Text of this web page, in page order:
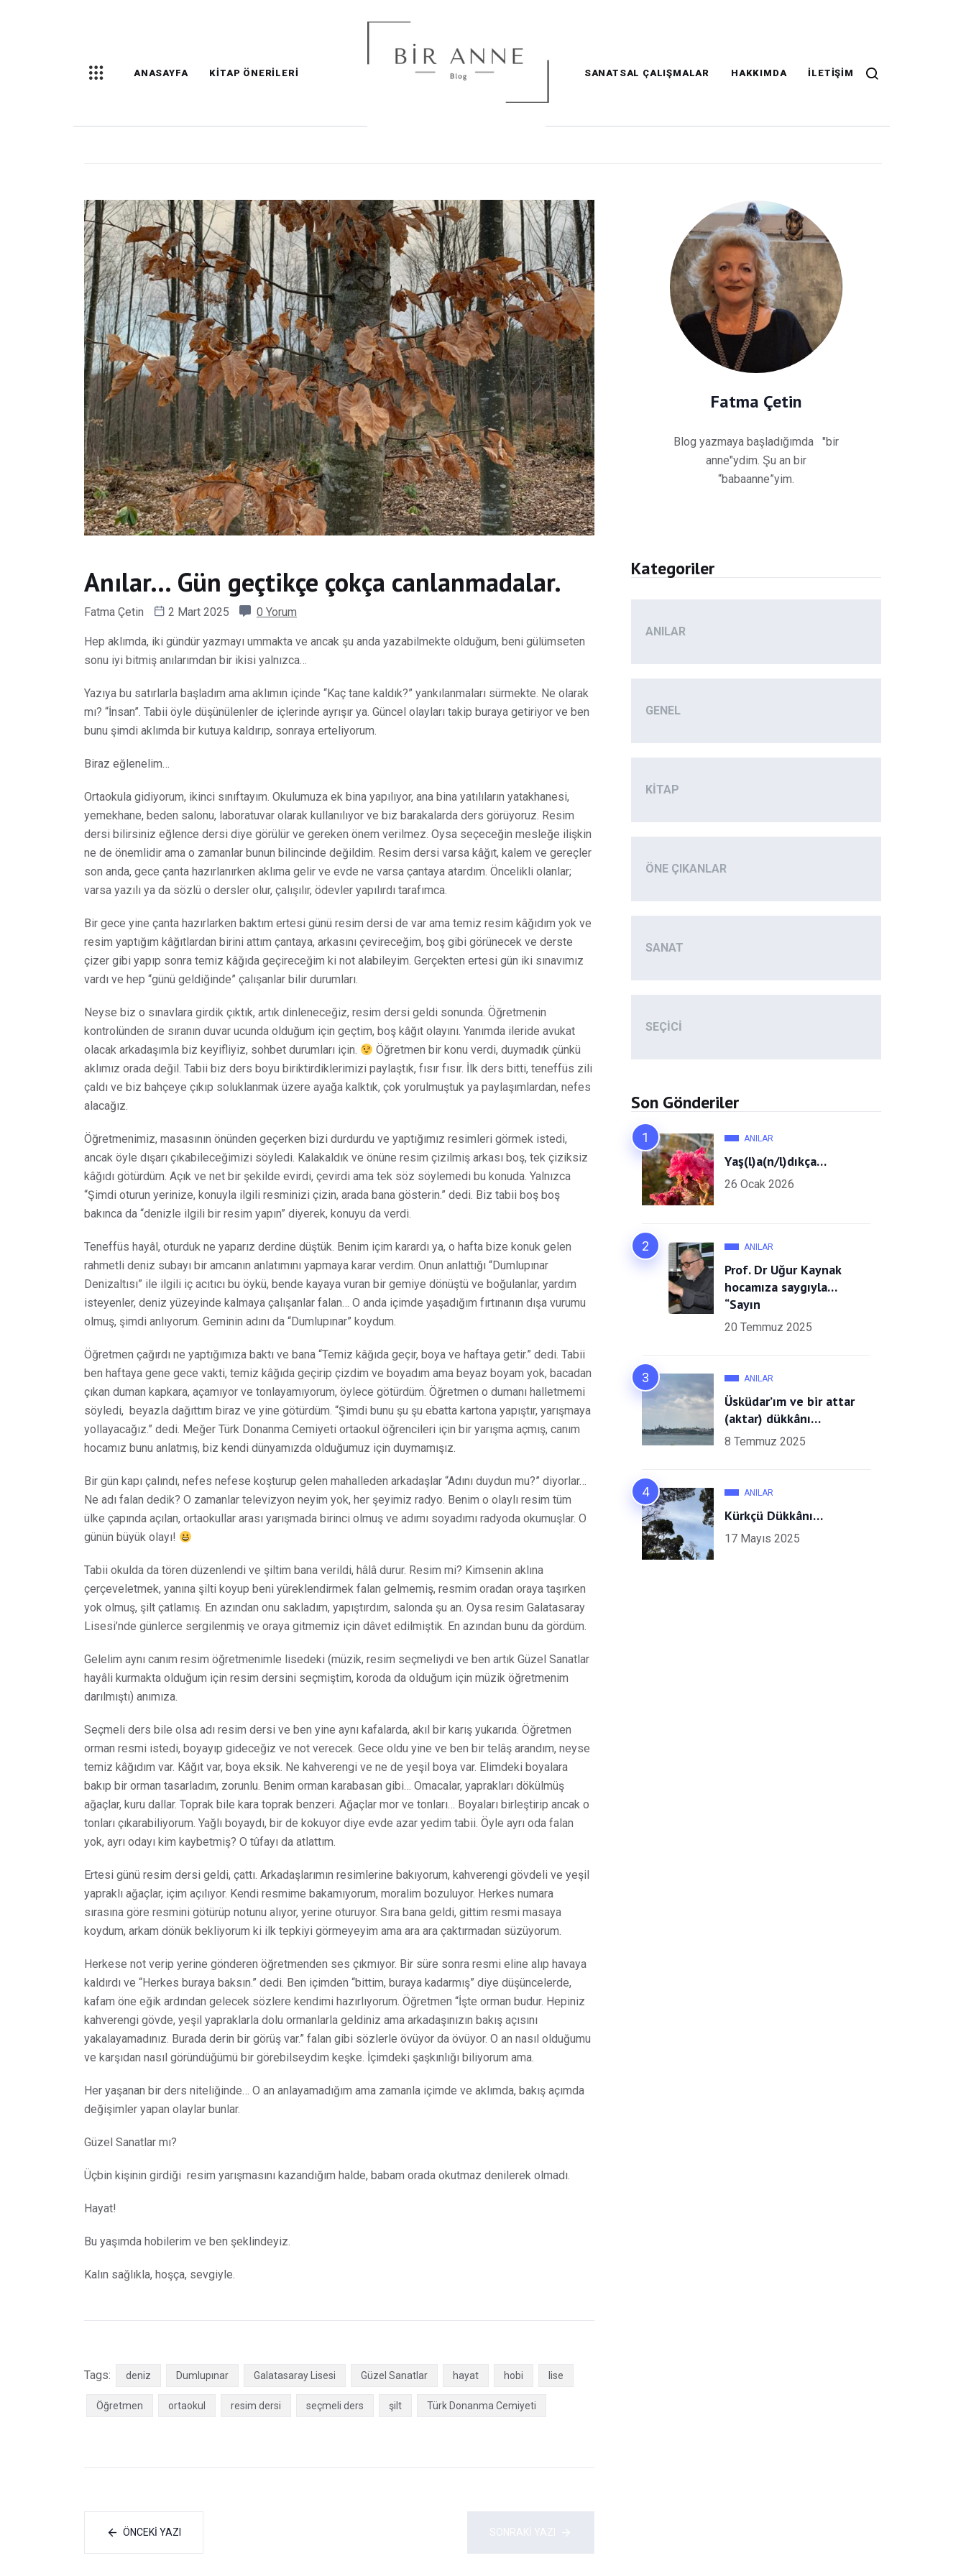
ANASAYFA KITAP ÖNERILERI SANATSAL ÇALIŞMALAR HAKKIMDA İLETIŞIM
Anılar… Gün geçtikçe çokça canlanmadalar.
Fatma Çetin 2 Mart 2025 0 Yorum
Hep aklımda, iki gündür yazmayı ummakta ve ancak şu anda yazabilmekte olduğum, beni gülümseten
sonu iyi bitmiş anılarımdan bir ikisi yalnızca…
Yazıya bu satırlarla başladım ama aklımın içinde “Kaç tane kaldık?” yankılanmaları sürmekte. Ne olarak
mı? “İnsan”. Tabii öyle düşünülenler de içlerinde ayrışır ya. Güncel olayları takip buraya getiriyor ve ben
bunu şimdi aklımda bir kutuya kaldırıp, sonraya erteliyorum.
Biraz eğlenelim…
Ortaokula gidiyorum, ikinci sınıftayım. Okulumuza ek bina yapılıyor, ana bina yatılıların yatakhanesi,
yemekhane, beden salonu, laboratuvar olarak kullanılıyor ve biz barakalarda ders görüyoruz. Resim
dersi bilirsiniz eğlence dersi diye görülür ve gereken önem verilmez. Oysa seçeceğin mesleğe ilişkin
ne de önemlidir ama o zamanlar bunun bilincinde değildim. Resim dersi varsa kâğıt, kalem ve gereçler
son anda, gece çanta hazırlanırken aklıma gelir ve evde ne varsa çantaya atardım. Öncelikli olanlar;
varsa yazılı ya da sözlü o dersler olur, çalışılır, ödevler yapılırdı tarafımca.
Bir gece yine çanta hazırlarken baktım ertesi günü resim dersi de var ama temiz resim kâğıdım yok ve
resim yaptığım kâğıtlardan birini attım çantaya, arkasını çevireceğim, boş gibi görünecek ve derste
çizer gibi yapıp sonra temiz kâğıda geçireceğim ki not alabileyim. Gerçekten ertesi gün iki sınavımız
vardı ve hep “günü geldiğinde” çalışanlar bilir durumları.
Neyse biz o sınavlara girdik çıktık, artık dinleneceğiz, resim dersi geldi sonunda. Öğretmenin
kontrolünden de sıranın duvar ucunda olduğum için geçtim, boş kâğıt olayını. Yanımda ileride avukat
olacak arkadaşımla biz keyifliyiz, sohbet durumları için.
Öğretmen bir konu verdi, duymadık çünkü
aklımız orada değil. Tabii biz ders boyu biriktirdiklerimizi paylaştık, fısır fısır. İlk ders bitti, teneffüs zili
çaldı ve biz bahçeye çıkıp soluklanmak üzere ayağa kalktık, çok yorulmuştuk ya paylaşımlardan, nefes
alacağız.
Öğretmenimiz, masasının önünden geçerken bizi durdurdu ve yaptığımız resimleri görmek istedi,
ancak öyle dışarı çıkabileceğimizi söyledi. Kalakaldık ve önüne resim çizilmiş arkası boş, tek çiziksiz
kâğıdı götürdüm. Açık ve net bir şekilde evirdi, çevirdi ama tek söz söylemedi bu konuda. Yalnızca
“Şimdi oturun yerinize, konuyla ilgili resminizi çizin, arada bana gösterin.” dedi. Biz tabii boş boş
bakınca da “denizle ilgili bir resim yapın” diyerek, konuyu da verdi.
Teneffüs hayâl, oturduk ne yaparız derdine düştük. Benim içim karardı ya, o hafta bize konuk gelen
rahmetli deniz subayı bir amcanın anlatımını yapmaya karar verdim. Onun anlattığı “Dumlupınar
Denizaltısı” ile ilgili iç acıtıcı bu öykü, bende kayaya vuran bir gemiye dönüştü ve boğulanlar, yardım
isteyenler, deniz yüzeyinde kalmaya çalışanlar falan… O anda içimde yaşadığım fırtınanın dışa vurumu
olmuş, şimdi anlıyorum. Geminin adını da “Dumlupınar” koydum.
Öğretmen çağırdı ne yaptığımıza baktı ve bana “Temiz kâğıda geçir, boya ve haftaya getir.” dedi. Tabii
ben haftaya gene gece vakti, temiz kâğıda geçirip çizdim ve boyadım ama beyaz boyam yok, bacadan
çıkan duman kapkara, açamıyor ve tonlayamıyorum, öylece götürdüm. Öğretmen o dumanı halletmemi
söyledi, beyazla dağıttım biraz ve yine götürdüm. “Şimdi bunu şu şu ebatta kartona yapıştır, yarışmaya
yollayacağız.” dedi. Meğer Türk Donanma Cemiyeti ortaokul öğrencileri için bir yarışma açmış, canım
hocamız bunu anlatmış, biz kendi dünyamızda olduğumuz için duymamışız.
Bir gün kapı çalındı, nefes nefese koşturup gelen mahalleden arkadaşlar “Adını duydun mu?” diyorlar…
Ne adı falan dedik? O zamanlar televizyon neyim yok, her şeyimiz radyo. Benim o olaylı resim tüm
ülke çapında açılan, ortaokullar arası yarışmada birinci olmuş ve adımı soyadımı radyoda okumuşlar. O
günün büyük olayı!
Tabii okulda da tören düzenlendi ve şiltim bana verildi, hâlâ durur. Resim mi? Kimsenin aklına
çerçeveletmek, yanına şilti koyup beni yüreklendirmek falan gelmemiş, resmim oradan oraya taşırken
yok olmuş, şilt çatlamış. En azından onu sakladım, yapıştırdım, salonda şu an. Oysa resim Galatasaray
Lisesi’nde günlerce sergilenmiş ve oraya gitmemiz için dâvet edilmiştik. En azından bunu da gördüm.
Gelelim aynı canım resim öğretmenimle lisedeki (müzik, resim seçmeliydi ve ben artık Güzel Sanatlar
hayâli kurmakta olduğum için resim dersini seçmiştim, koroda da olduğum için müzik öğretmenim
darılmıştı) anımıza.
Seçmeli ders bile olsa adı resim dersi ve ben yine aynı kafalarda, akıl bir karış yukarıda. Öğretmen
orman resmi istedi, boyayıp gideceğiz ve not verecek. Gece oldu yine ve ben bir telâş arandım, neyse
temiz kâğıdım var. Kâğıt var, boya eksik. Ne kahverengi ve ne de yeşil boya var. Elimdeki boyalara
bakıp bir orman tasarladım, zorunlu. Benim orman karabasan gibi… Omacalar, yaprakları dökülmüş
ağaçlar, kuru dallar. Toprak bile kara toprak benzeri. Ağaçlar mor ve tonları… Boyaları birleştirip ancak o
tonları çıkarabiliyorum. Yağlı boyaydı, bir de kokuyor diye evde azar yedim tabii. Öyle ayrı oda falan
yok, ayrı odayı kim kaybetmiş? O tûfayı da atlattım.
Ertesi günü resim dersi geldi, çattı. Arkadaşlarımın resimlerine bakıyorum, kahverengi gövdeli ve yeşil
yapraklı ağaçlar, içim açılıyor. Kendi resmime bakamıyorum, moralim bozuluyor. Herkes numara
sırasına göre resmini götürüp notunu alıyor, yerine oturuyor. Sıra bana geldi, gittim resmi masaya
koydum, arkam dönük bekliyorum ki ilk tepkiyi görmeyeyim ama ara ara çaktırmadan süzüyorum.
Herkese not verip yerine gönderen öğretmenden ses çıkmıyor. Bir süre sonra resmi eline alıp havaya
kaldırdı ve “Herkes buraya baksın.” dedi. Ben içimden “bittim, buraya kadarmış” diye düşüncelerde,
kafam öne eğik ardından gelecek sözlere kendimi hazırlıyorum. Öğretmen “İşte orman budur. Hepiniz
kahverengi gövde, yeşil yapraklarla dolu ormanlarla geldiniz ama arkadaşınızın bakış açısını
yakalayamadınız. Burada derin bir görüş var.” falan gibi sözlerle övüyor da övüyor. O an nasıl olduğumu
ve karşıdan nasıl göründüğümü bir görebilseydim keşke. İçimdeki şaşkınlığı biliyorum ama.
Her yaşanan bir ders niteliğinde… O an anlayamadığım ama zamanla içimde ve aklımda, bakış açımda
değişimler yapan olaylar bunlar.
Güzel Sanatlar mı?
Üçbin kişinin girdiği resim yarışmasını kazandığım halde, babam orada okutmaz denilerek olmadı.
Hayat!
Bu yaşımda hobilerim ve ben şeklindeyiz.
Kalın sağlıkla, hoşça, sevgiyle.
Tags: deniz Dumlupınar Galatasaray Lisesi Güzel Sanatlar hayat hobi lise
Öğretmen ortaokul resim dersi seçmeli ders şilt Türk Donanma Cemiyeti
ÖNCEKI YAZI
Fatma Çetin
Blog yazmaya başladığımda "bir
anne"ydim. Şu an bir
“babaanne”yim.
Kategoriler
ANILAR
GENEL
KITAP
ÖNE ÇIKANLAR
SANAT
SEÇICI
Son Gönderiler
ANILAR
Yaş(l)a(n/l)dıkça…
26 Ocak 2026
ANILAR
Prof. Dr Uğur Kaynak
hocamıza saygıyla…
“Sayın
20 Temmuz 2025
ANILAR
Üsküdar’ım ve bir attar
(aktar) dükkânı…
8 Temmuz 2025
ANILAR
Kürkçü Dükkânı…
17 Mayıs 2025